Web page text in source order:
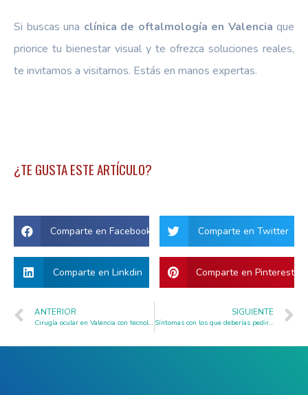
Si buscas una clínica de oftalmología en Valencia que
priorice tu bienestar visual y te ofrezca soluciones reales,
te invitamos a visitarnos. Estás en manos expertas.
¿TE GUSTA ESTE ARTÍCULO?
Comparte en Facebook Comparte en Twitter
Comparte en Linkdin Comparte en Pinterest
ANTERIOR
Cirugía ocular en Valencia con tecnología avanzada y atención personalizada
SIGUIENTE
Síntomas con los que deberías pedir cita en una clínica oftalmológica en Valencia